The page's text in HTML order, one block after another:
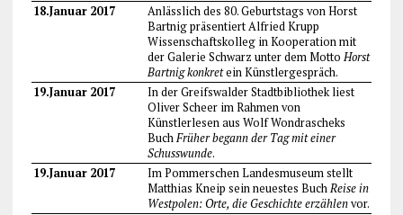
18.Januar 2017
Anlässlich des 80. Geburtstags von Horst
Bartnig präsentiert Alfried Krupp
Wissenschaftskolleg in Kooperation mit
der Galerie Schwarz unter dem MottoHorst
Bartnig konkretein Künstlergespräch.
19.Januar 2017
In der Greifswalder Stadtbibliothek liest
Oliver Scheer im Rahmen von
Künstlerlesen aus Wolf Wondrascheks
BuchFrüher begann der Tag mit einer
Schusswunde.
19.Januar 2017
Im Pommerschen Landesmuseum stellt
Matthias Kneip sein neuestes BuchReise in
Westpolen: Orte, die Geschichte erzählenvor.